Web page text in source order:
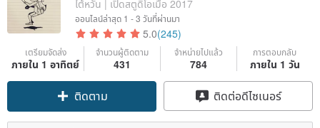
ไต้หวัน | เปิดสตูดิโอเมื่อ 2017
ออนไลน์ล่าสุด 1 - 3 วันที่ผ่านมา
5.0(245)
เตรียมจัดส่ง
ภายใน 1 อาทิตย์
จำนวนผู้ติดตาม
431
จำหน่ายไปแล้ว
784
การตอบกลับ
ภายใน 1 วัน
ติดตาม ติดต่อดีไซเนอร์